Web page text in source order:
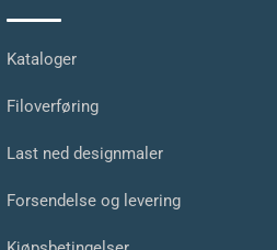
Kataloger
Filoverføring
Last ned designmaler
Forsendelse og levering